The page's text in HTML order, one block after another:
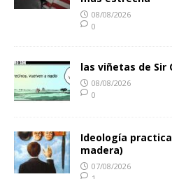
08/08/2026
0
las viñetas de Sir
08/08/2026
0
Ideología
madera)
07/08/2026